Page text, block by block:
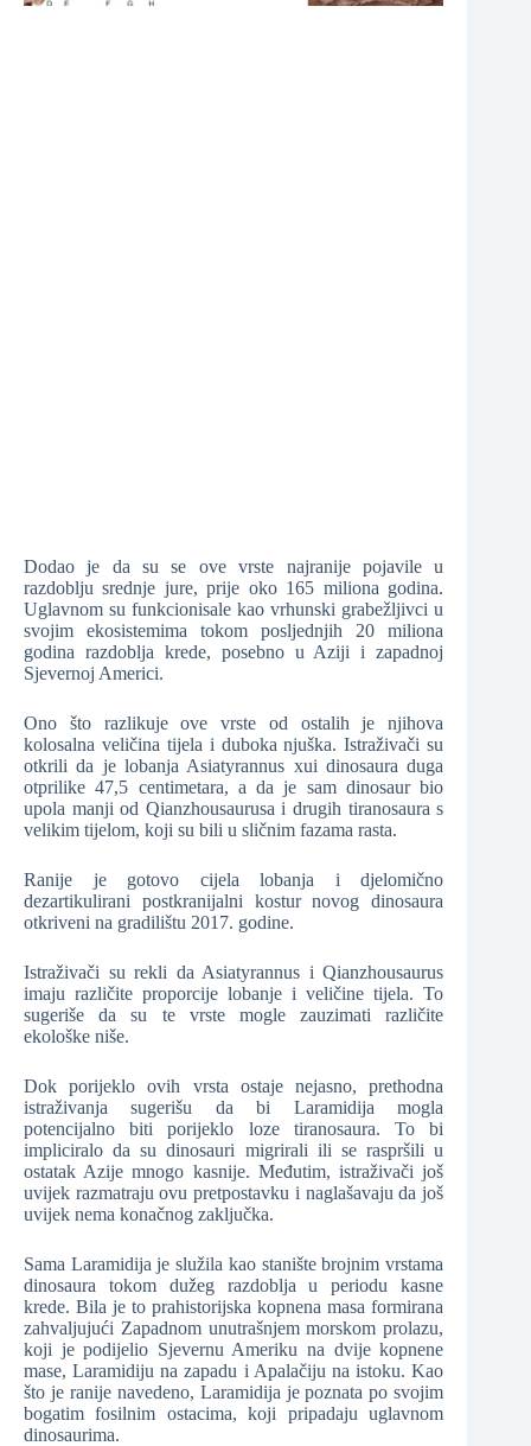
Dodao je da su se ove vrste najranije pojavile u
razdoblju srednje jure, prije oko 165 miliona godina.
Uglavnom su funkcionisale kao vrhunski grabežljivci u
svojim ekosistemima tokom posljednjih 20 miliona
godina razdoblja krede, posebno u Aziji i zapadnoj
Sjevernoj Americi.
Ono što razlikuje ove vrste od ostalih je njihova
kolosalna veličina tijela i duboka njuška. Istraživači su
otkrili da je lobanja Asiatyrannus xui dinosaura duga
otprilike 47,5 centimetara, a da je sam dinosaur bio
upola manji od Qianzhousaurusa i drugih tiranosaura s
velikim tijelom, koji su bili u sličnim fazama rasta.
Ranije je gotovo cijela lobanja i djelomično
dezartikulirani postkranijalni kostur novog dinosaura
otkriveni na gradilištu 2017. godine.
Istraživači su rekli da Asiatyrannus i Qianzhousaurus
imaju različite proporcije lobanje i veličine tijela. To
sugeriše da su te vrste mogle zauzimati različite
ekološke niše.
Dok porijeklo ovih vrsta ostaje nejasno, prethodna
istraživanja sugerišu da bi Laramidija mogla
potencijalno biti porijeklo loze tiranosaura. To bi
impliciralo da su dinosauri migrirali ili se raspršili u
ostatak Azije mnogo kasnije. Međutim, istraživači još
uvijek razmatraju ovu pretpostavku i naglašavaju da još
uvijek nema konačnog zaključka.
Sama Laramidija je služila kao stanište brojnim vrstama
dinosaura tokom dužeg razdoblja u periodu kasne
krede. Bila je to prahistorijska kopnena masa formirana
zahvaljujući Zapadnom unutrašnjem morskom prolazu,
koji je podijelio Sjevernu Ameriku na dvije kopnene
mase, Laramidiju na zapadu i Apalačiju na istoku. Kao
što je ranije navedeno, Laramidija je poznata po svojim
bogatim fosilnim ostacima, koji pripadaju uglavnom
dinosaurima.